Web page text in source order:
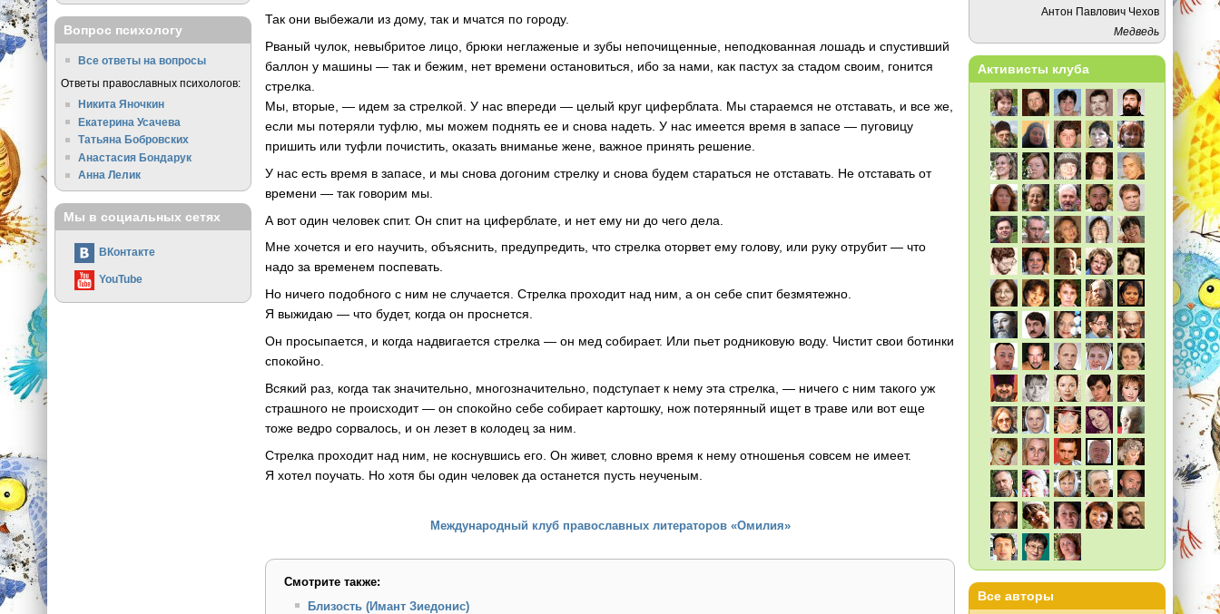
Так они выбежали из дому, так и мчатся по городу.
Рваный чулок, невыбритое лицо, брюки неглаженые и зубы непочищенные, неподкованная лошадь и спустивший
баллон у машины — так и бежим, нет времени остановиться, ибо за нами, как пастух за стадом своим, гонится
стрелка.
Мы, вторые, — идем за стрелкой. У нас впереди — целый круг циферблата. Мы стараемся не отставать, и все же,
если мы потеряли туфлю, мы можем поднять ее и снова надеть. У нас имеется время в запасе — пуговицу
пришить или туфли почистить, оказать вниманье жене, важное принять решение.
У нас есть время в запасе, и мы снова догоним стрелку и снова будем стараться не отставать. Не отставать от
времени — так говорим мы.
А вот один человек спит. Он спит на циферблате, и нет ему ни до чего дела.
Мне хочется и его научить, объяснить, предупредить, что стрелка оторвет ему голову, или руку отрубит — что
надо за временем поспевать.
Но ничего подобного с ним не случается. Стрелка проходит над ним, а он себе спит безмятежно.
Я выжидаю — что будет, когда он проснется.
Он просыпается, и когда надвигается стрелка — он мед собирает. Или пьет родниковую воду. Чистит свои ботинки
спокойно.
Всякий раз, когда так значительно, многозначительно, подступает к нему эта стрелка, — ничего с ним такого уж
страшного не происходит — он спокойно себе собирает картошку, нож потерянный ищет в траве или вот еще
тоже ведро сорвалось, и он лезет в колодец за ним.
Стрелка проходит над ним, не коснувшись его. Он живет, словно время к нему отношенья совсем не имеет.
Я хотел поучать. Но хотя бы один человек да останется пусть неученым.
Международный клуб православных литераторов «Омилия»
Смотрите также:
Близость (Имант Зиедонис)
Вопрос психологу
Все ответы на вопросы
Ответы православных психологов:
Никита Яночкин
Екатерина Усачева
Татьяна Бобровских
Анастасия Бондарук
Анна Лелик
Мы в социальных сетях
ВКонтакте
YouTube
Антон Павлович Чехов
Медведь
Активисты клуба
Все авторы